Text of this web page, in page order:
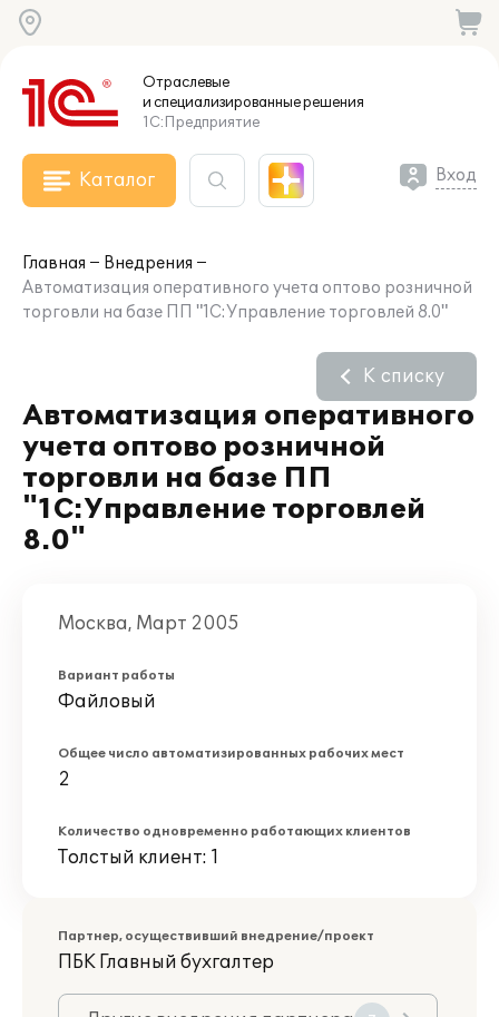
Отраслевые
и специализированныерешения
1С:Предприятие
Каталог Вход
Главная
Внедрения
Автоматизация оперативного учета оптово розничной
торговли на базе ПП "1С:Управление торговлей 8.0"
Автоматизация оперативного
учета оптово розничной
торговли на базе ПП
"1С:Управление торговлей
8.0"
К списку
Москва, Март 2005
Вариант работы
Файловый
Общее число автоматизированных рабочих мест
2
Количество одновременно работающих клиентов
Толстый клиент: 1
Партнер, осуществивший внедрение/проект
ПБК Главный бухгалтер